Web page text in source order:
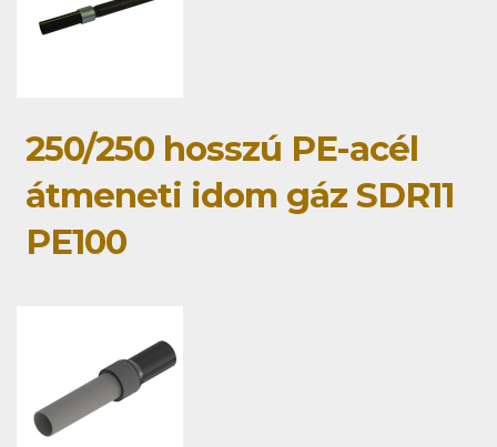
250/250 hosszú PE-acél
átmeneti idom gáz SDR11
PE100